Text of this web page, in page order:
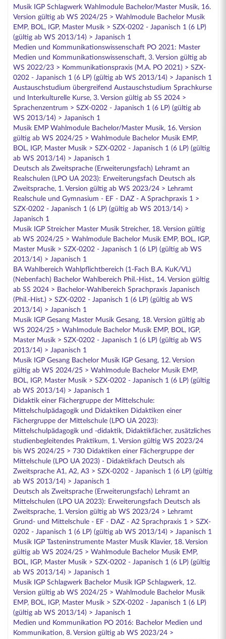
Musik IGP Schlagwerk Wahlmodule Bachelor/Master Musik, 16.
Version gültig ab WS 2024/25 > Wahlmodule Bachelor Musik
EMP, BOL, IGP, Master Musik > SZX-0202 - Japanisch 1 (6 LP)
(gültig ab WS 2013/14) > Japanisch 1
Medien und Kommunikationswissenschaft PO 2021: Master
Medien und Kommunikationswissenschaft, 3. Version gültig ab
WS 2022/23 > Kommunikationspraxis (M.A. PO 2021) > SZX-
0202 - Japanisch 1 (6 LP) (gültig ab WS 2013/14) > Japanisch 1
Austauschstudium übergreifend Austauschstudium Sprachkurse
und Interkulturelle Kurse, 3. Version gültig ab SS 2024 >
Sprachenzentrum > SZX-0202 - Japanisch 1 (6 LP) (gültig ab
WS 2013/14) > Japanisch 1
Musik EMP Wahlmodule Bachelor/Master Musik, 16. Version
gültig ab WS 2024/25 > Wahlmodule Bachelor Musik EMP,
BOL, IGP, Master Musik > SZX-0202 - Japanisch 1 (6 LP) (gültig
ab WS 2013/14) > Japanisch 1
Deutsch als Zweitsprache (Erweiterungsfach) Lehramt an
Realschulen (LPO UA 2023): Erweiterungsfach Deutsch als
Zweitsprache, 1. Version gültig ab WS 2023/24 > Lehramt
Realschule und Gymnasium - EF - DAZ - A Sprachpraxis 1 >
SZX-0202 - Japanisch 1 (6 LP) (gültig ab WS 2013/14) >
Japanisch 1
Musik IGP Streicher Master Musik Streicher, 18. Version gültig
ab WS 2024/25 > Wahlmodule Bachelor Musik EMP, BOL, IGP,
Master Musik > SZX-0202 - Japanisch 1 (6 LP) (gültig ab WS
2013/14) > Japanisch 1
BA Wahlbereich Wahlpflichtbereich (1-Fach B.A. KuK/VL)
(Nebenfach) Bachelor Wahlbereich Phil.-Hist., 14. Version gültig
ab SS 2024 > Bachelor-Wahlbereich Sprachpraxis Japanisch
(Phil.-Hist.) > SZX-0202 - Japanisch 1 (6 LP) (gültig ab WS
2013/14) > Japanisch 1
Musik IGP Gesang Master Musik Gesang, 18. Version gültig ab
WS 2024/25 > Wahlmodule Bachelor Musik EMP, BOL, IGP,
Master Musik > SZX-0202 - Japanisch 1 (6 LP) (gültig ab WS
2013/14) > Japanisch 1
Musik IGP Gesang Bachelor Musik IGP Gesang, 12. Version
gültig ab WS 2024/25 > Wahlmodule Bachelor Musik EMP,
BOL, IGP, Master Musik > SZX-0202 - Japanisch 1 (6 LP) (gültig
ab WS 2013/14) > Japanisch 1
Didaktik einer Fächergruppe der Mittelschule:
Mittelschulpädagogik und Didaktiken Didaktiken einer
Fächergruppe der Mittelschule (LPO UA 2023):
Mittelschulpädagogik und -didaktik, Didaktikfächer, zusätzliches
studienbegleitendes Praktikum, 1. Version gültig WS 2023/24
bis WS 2024/25 > 730 Didaktiken einer Fächergruppe der
Mittelschule (LPO UA 2023) - Didaktikfach Deutsch als
Zweitsprache A1, A2, A3 > SZX-0202 - Japanisch 1 (6 LP) (gültig
ab WS 2013/14) > Japanisch 1
Deutsch als Zweitsprache (Erweiterungsfach) Lehramt an
Mittelschulen (LPO UA 2023): Erweiterungsfach Deutsch als
Zweitsprache, 1. Version gültig ab WS 2023/24 > Lehramt
Grund- und Mittelschule - EF - DAZ - A2 Sprachpraxis 1 > SZX-
0202 - Japanisch 1 (6 LP) (gültig ab WS 2013/14) > Japanisch 1
Musik IGP Tasteninstrumente Master Musik Klavier, 18. Version
gültig ab WS 2024/25 > Wahlmodule Bachelor Musik EMP,
BOL, IGP, Master Musik > SZX-0202 - Japanisch 1 (6 LP) (gültig
ab WS 2013/14) > Japanisch 1
Musik IGP Schlagwerk Bachelor Musik IGP Schlagwerk, 12.
Version gültig ab WS 2024/25 > Wahlmodule Bachelor Musik
EMP, BOL, IGP, Master Musik > SZX-0202 - Japanisch 1 (6 LP)
(gültig ab WS 2013/14) > Japanisch 1
Medien und Kommunikation PO 2016: Bachelor Medien und
Kommunikation, 8. Version gültig ab WS 2023/24 >